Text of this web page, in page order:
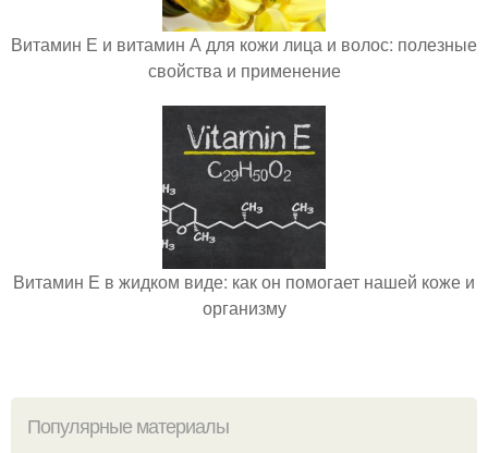
Витамин Е и витамин А для кожи лица и волос: полезные
свойства и применение
Витамин Е в жидком виде: как он помогает нашей коже и
организму
Популярные материалы